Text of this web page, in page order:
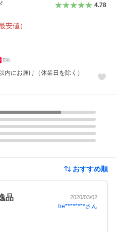
4.78
安値）
5%
内にお届け（休業日を除く）
おすすめ順
品 2020/03/02
fre********さん